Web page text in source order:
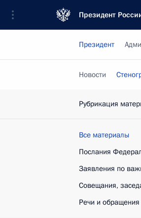
Президент
Президент
Новости
Рубрикация
Все материалы
Послания
Заявления по
Совещания,
Речи и обращения